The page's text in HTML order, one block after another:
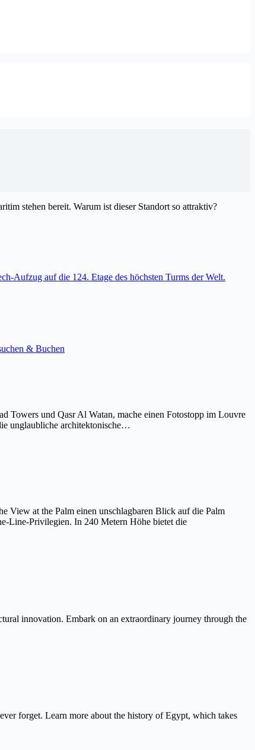
stehen bereit. Warum ist dieser Standort so attraktiv?
Aufzug auf die 124. Etage des höchsten Turms der Welt.
& Buchen
Towers und Qasr Al Watan, mache einen Fotostopp im Louvre
unglaubliche architektonische…
View at the Palm einen unschlagbaren Blick auf die Palm
Line-Privilegien. In 240 Metern Höhe bietet die
innovation. Embark on an extraordinary journey through the
forget. Learn more about the history of Egypt, which takes